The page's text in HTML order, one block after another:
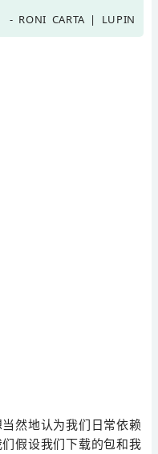
- RONI CARTA | LUPIN
然地认为我们日常依赖
假设我们下载的包和我